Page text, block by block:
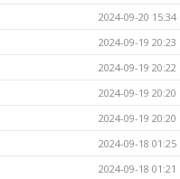
2024-09-20 15:34
2024-09-19 20:23
2024-09-19 20:22
2024-09-19 20:20
2024-09-19 20:20
2024-09-18 01:25
2024-09-18 01:21